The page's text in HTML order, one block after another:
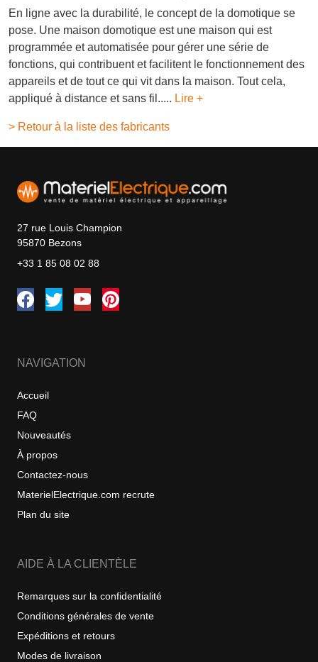
En ligne avec la durabilité, le concept de la domotique se
pose. Une maison domotique est une maison qui est
programmée et automatisée pour gérer une série de
fonctions, qui contribuent et facilitent le fonctionnement des
appareils et de tout ce qui vit dans la maison. Tout cela,
appliqué à distance et sans fil..... Lire +
> Retour à la liste des fabricants
27 rue Louis Champion
95870 Bezons
+33 1 85 08 02 88
NAVIGATION
Accueil
FAQ
Nouveautés
À propos
Contactez-nous
MaterielElectrique.com recrute
Plan du site
AIDE À LA CLIENTÈLE
Remarques sur la confidentialité
Conditions générales de vente
Expéditions et retours
Modes de livraison